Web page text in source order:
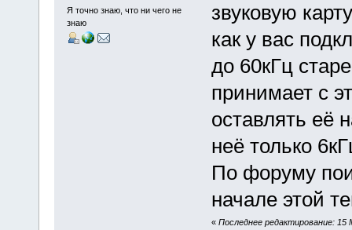
Я точно знаю, что ни чего не
знаю
звуковую
как у вас
до 60кГц
принимает с
оставлять её
неё только
По форуму
начале этой
« Последнее редактирование: 15